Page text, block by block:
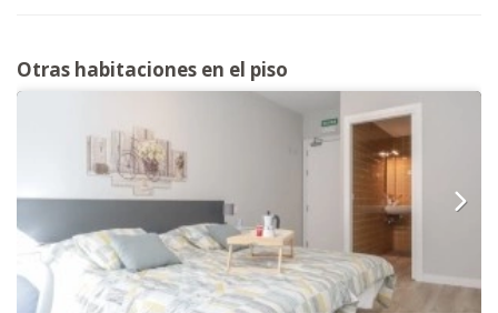
Otras habitaciones en el piso